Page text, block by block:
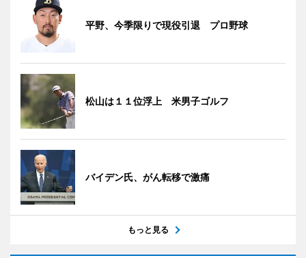
平野、今季限りで現役引退 プロ野球
松山は１１位浮上 米男子ゴルフ
バイデン氏、がん転移で激痛
もっと見る